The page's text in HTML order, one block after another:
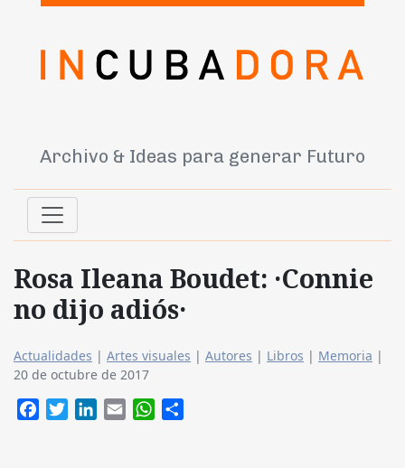
Archivo & Ideas para generar Futuro
Rosa Ileana Boudet: ·Connie
no dijo adiós·
Actualidades | Artes visuales | Autores | Libros | Memoria |
20 de octubre de 2017
FacebookTwitterLinkedIn
Email WhatsApp